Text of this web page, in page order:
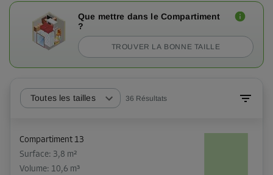
Que mettre dans le Compartiment
?
TROUVER LA BONNE TAILLE
Toutes les tailles 36 Résultats
Compartiment 13
Surface: 3,8 m²
Volume: 10,6 m³